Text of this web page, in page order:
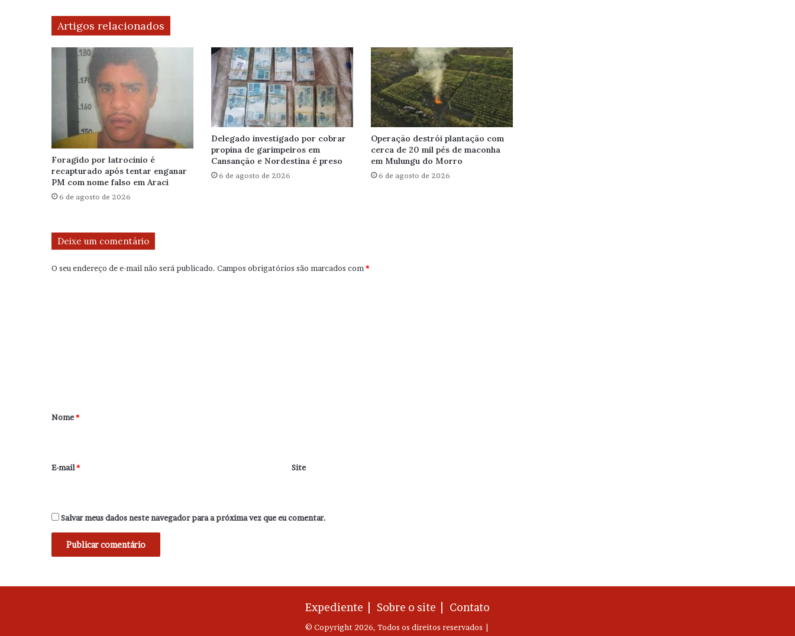
Artigos relacionados
Foragido por latrocínio é
recapturado após tentar enganar
PM com nome falso em Araci
6 de agosto de 2026
Delegado investigado por cobrar
propina de garimpeiros em
Cansanção e Nordestina é preso
6 de agosto de 2026
Operação destrói plantação com
cerca de 20 mil pés de maconha
em Mulungu do Morro
6 de agosto de 2026
Deixe um comentário
O seu endereço de e-mail não será publicado. Campos obrigatórios são marcados com *
r
*
Nome*
E-mail* Site
Salvar meus dados neste navegador para a próxima vez que eu comentar.
Expediente | Sobre o site | Contato
© Copyright 2026, Todos os direitos reservados |